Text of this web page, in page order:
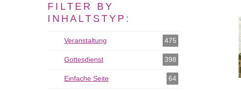
FILTER BY
INHALTSTYP:
Veranstaltung 475
Veranstaltung als Filter hinzufügen
Gottesdienst 398
Gottesdienst als Filter hinzufügen
Einfache Seite 64
Einfache Seite als Filter hinzufügen